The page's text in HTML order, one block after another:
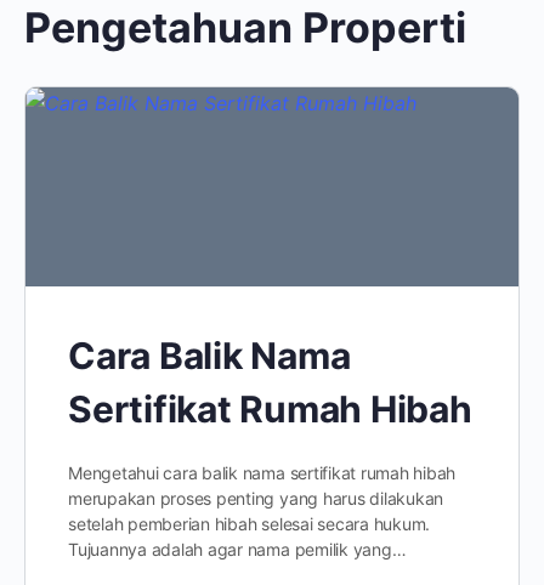
Pengetahuan Properti
Cara Balik Nama
Sertifikat Rumah Hibah
Mengetahui cara balik nama sertifikat rumah hibah
merupakan proses penting yang harus dilakukan
setelah pemberian hibah selesai secara hukum.
Tujuannya adalah agar nama pemilik yang…